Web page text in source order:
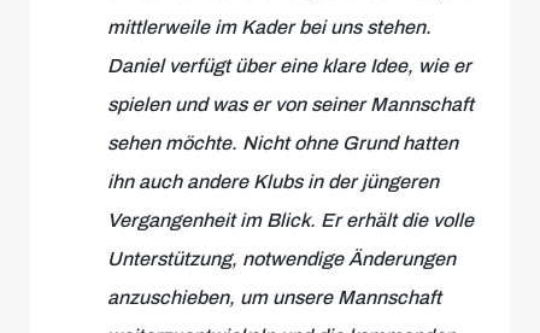
mittlerweile im Kader bei uns stehen.
Daniel verfügt über eine klare Idee, wie er
spielen und was er von seiner Mannschaft
sehen möchte. Nicht ohne Grund hatten
ihn auch andere Klubs in der jüngeren
Vergangenheit im Blick. Er erhält die volle
Unterstützung, notwendige Änderungen
anzuschieben, um unsere Mannschaft